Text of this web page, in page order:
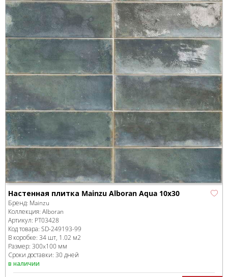
Настенная плитка Mainzu Alboran Aqua 10x30
Бренд: Mainzu
Коллекция: Alboran
Артикул: PT03428
Код товара: SD-249193-99
В коробке: 34 шт, 1.02 м2
Размер: 300x100 мм
Сроки доставки: 30 дней
в наличии